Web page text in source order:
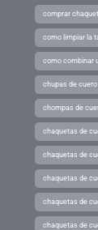
comprar
como limpiar la
como combinar
chupas de cuero
chompas de
chaquetas de
chaquetas de
chaquetas de
chaquetas de
chaquetas de